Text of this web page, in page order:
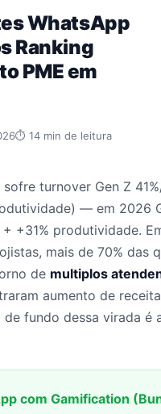
WhatsApp
Ranking
PME em
⏱ 14 min de leitura
turnover Gen Z
— em 2026
+31% produtividade.
mais de 70% das
de multiplos
aumento de
fundo dessa virada é
com Gamification